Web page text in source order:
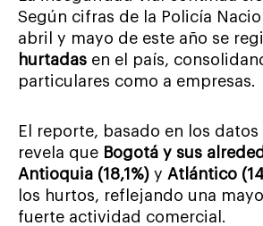
Según cifras de la Policía
abril y mayo de este año se
hurtadas en el país,
particulares como a empresas.
El reporte, basado en los
revela que Bogotá y sus
Antioquia (18,1%) y Atlántico
los hurtos, reflejando una
fuerte actividad comercial.